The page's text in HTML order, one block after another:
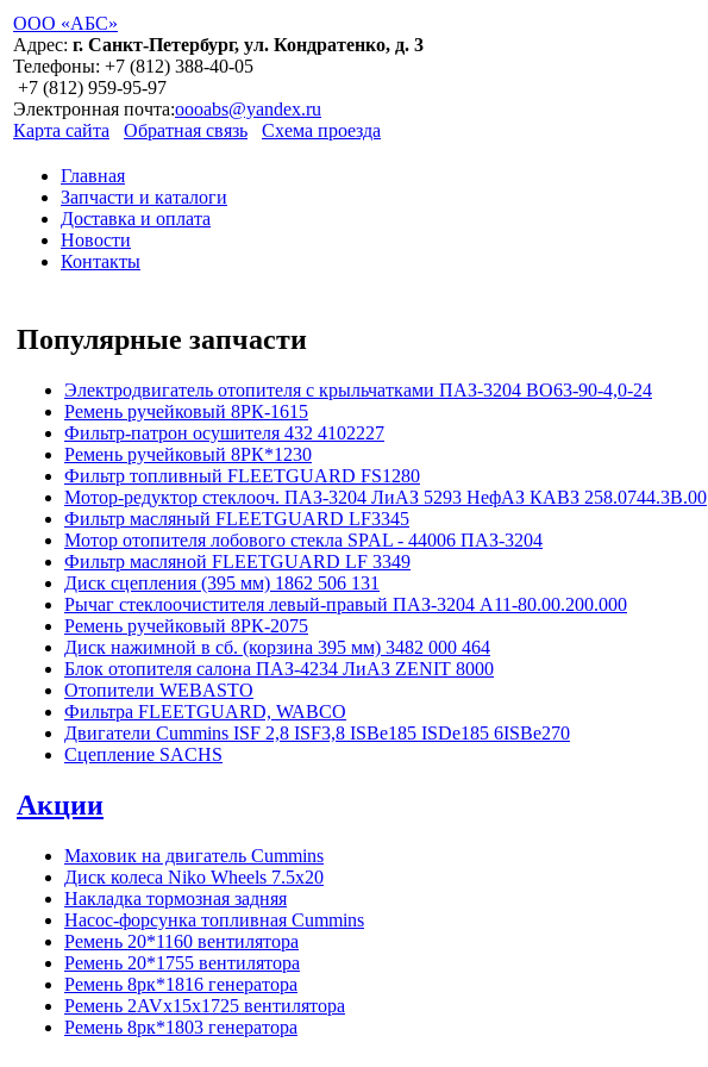
ООО «АБС»
Адрес: г. Санкт-Петербург, ул. Кондратенко, д. 3
Телефоны: +7 (812) 388-40-05
+7 (812) 959-95-97
Электронная почта:oooabs@yandex.ru
Карта сайта
Обратная связь Схема проезда
Главная
Запчасти и каталоги
Доставка и оплата
Новости
Контакты
Популярные запчасти
Электродвигатель отопителя с крыльчатками ПАЗ-3204 ВО63-90-4,0-24
Ремень ручейковый 8РК-1615
Фильтр-патрон осушителя 432 4102227
Ремень ручейковый 8РК*1230
Фильтр топливный FLEETGUARD FS1280
Мотор-редуктор стеклооч. ПАЗ-3204 ЛиАЗ 5293 НефАЗ КАВЗ 258.0744.3B.00
Фильтр масляный FLEETGUARD LF3345
Мотор отопителя лобового стекла SPAL - 44006 ПАЗ-3204
Фильтр масляной FLEETGUARD LF 3349
Диск сцепления (395 мм) 1862 506 131
Рычаг стеклоочистителя левый-правый ПАЗ-3204 А11-80.00.200.000
Ремень ручейковый 8РК-2075
Диск нажимной в сб. (корзина 395 мм) 3482 000 464
Блок отопителя салона ПАЗ-4234 ЛиАЗ ZENIT 8000
Отопители WEBASTO
Фильтра FLEETGUARD, WABCO
Двигатели Cummins ISF 2,8 ISF3,8 ISBe185 ISDe185 6ISBe270
Сцепление SACHS
Акции
Маховик на двигатель Cummins
Диск колеса Niko Wheels 7.5x20
Накладка тормозная задняя
Насос-форсунка топливная Cummins
Ремень 20*1160 вентилятора
Ремень 20*1755 вентилятора
Ремень 8рк*1816 генератора
Ремень 2AVx15x1725 вентилятора
Ремень 8рк*1803 генератора